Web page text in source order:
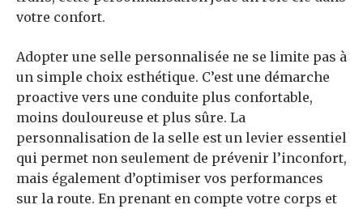
votre confort.
Adopter une selle personnalisée ne se limite pas à
un simple choix esthétique. C’est une démarche
proactive vers une conduite plus confortable,
moins douloureuse et plus sûre. La
personnalisation de la selle est un levier essentiel
qui permet non seulement de prévenir l’inconfort,
mais également d’optimiser vos performances
sur la route. En prenant en compte votre corps et